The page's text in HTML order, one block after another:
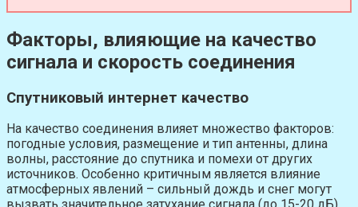
Факторы, влияющие на качество
сигнала и скорость соединения
Спутниковый интернет качество
На качество соединения влияет множество факторов:
погодные условия, размещение и тип антенны, длина
волны, расстояние до спутника и помехи от других
источников. Особенно критичным является влияние
атмосферных явлений – сильный дождь и снег могут